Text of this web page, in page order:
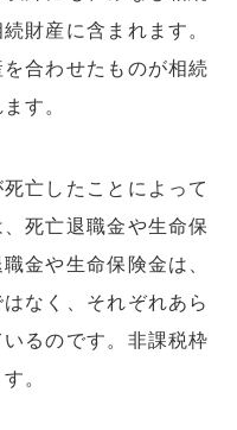
財産に含まれます。
合わせたものが相続
す。
亡したことによって
死亡退職金や生命保
金や生命保険金は、
なく、それぞれあら
るのです。非課税枠
。